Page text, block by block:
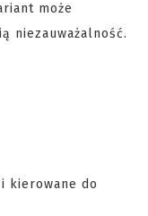
może
niezauważalność.
kierowane do